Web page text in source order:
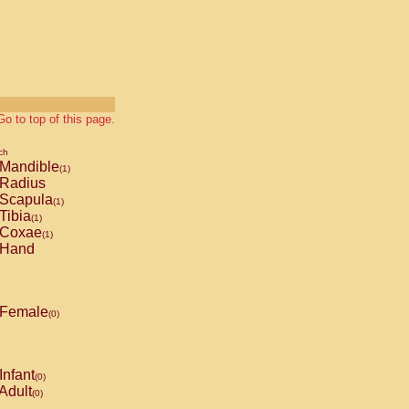
to top of this page.
Mandible(1)
Radius
Scapula(1)
Tibia(1)
Coxae(1)
Hand
Female(0)
Infant(0)
(0)